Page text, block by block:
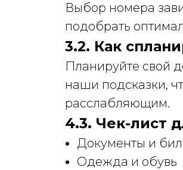
Выбор номера
подобрать
3.2. Как
Планируйте свой
наши подсказки,
расслабляющим.
4.3. Чек-лист
Документы и
Одежда и обувь